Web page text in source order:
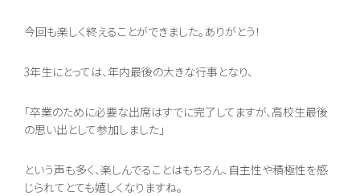
今回も楽しく終えることができました。ありがとう！
3年生にとっては、年内最後の大きな行事となり、
「卒業のために必要な出席はすでに完了してますが、高校生最後
の思い出として参加しました」
という声も多く、楽しんでることはもちろん、自主性や積極性を感
じられてとても嬉しくなりますね。